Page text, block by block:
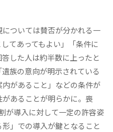
ついては賛否が分かれる一
てあってもよい」「条件に
した人は約半数に上ったと
族の意向が明示されている
があること」などの条件が
あることが明らかに。喪
が導入に対して一定の許容姿
」での導入が鍵となること